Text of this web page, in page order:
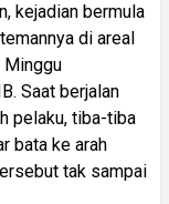
kejadian bermula
di areal
Minggu
Saat berjalan
pelaku, tiba-tiba
bata ke arah
tak sampai